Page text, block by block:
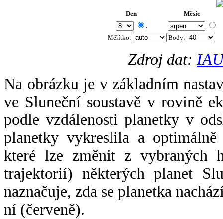
Den Měsíc
.
Měřítko: Body:
Zdroj dat:
Na obrázku je v základním
ve Sluneční soustavě v rovině
podle vzdálenosti planetky v
planetky vykreslila a
které lze změnit z vybraných
trajektorií) některých planet
naznačuje, zda se planetka
ní (červeně).